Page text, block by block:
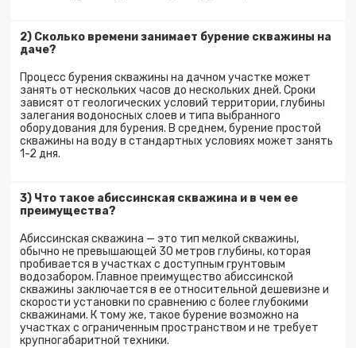
2) Сколько времени занимает бурение скважины на
даче?
Процесс бурения скважины на дачном участке может
занять от нескольких часов до нескольких дней. Сроки
зависят от геологических условий территории, глубины
залегания водоносных слоев и типа выбранного
оборудования для бурения. В среднем, бурение простой
скважины на воду в стандартных условиях может занять
1-2 дня.
3) Что такое абиссинская скважина и в чем ее
преимущества?
Абиссинская скважина — это тип мелкой скважины,
обычно не превышающей 30 метров глубины, которая
пробивается в участках с доступным грунтовым
водозабором. Главное преимущество абиссинской
скважины заключается в ее относительной дешевизне и
скорости установки по сравнению с более глубокими
скважинами. К тому же, такое бурение возможно на
участках с ограниченным пространством и не требует
крупногабаритной техники.